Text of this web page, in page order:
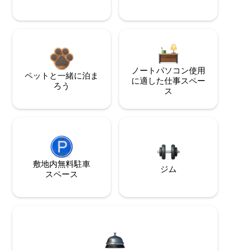
ペットと一緒に泊ま
ろう
ノートパソコン使用
に適した仕事スペー
ス
敷地内無料駐⁠車
ス⁠ペ⁠ー⁠ス
ジム